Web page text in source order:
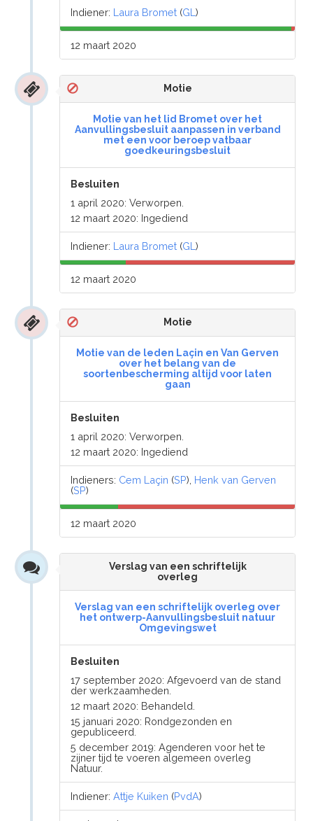
Indiener: Laura Bromet (GL)
12 maart 2020
Motie
Motie van het lid Bromet over het
Aanvullingsbesluit aanpassen in verband
met een voor beroep vatbaar
goedkeuringsbesluit
Besluiten
1 april 2020: Verworpen.
12 maart 2020: Ingediend
Indiener: Laura Bromet (GL)
12 maart 2020
Motie
Motie van de leden Laçin en Van Gerven
over het belang van de
soortenbescherming altijd voor laten
gaan
Besluiten
1 april 2020: Verworpen.
12 maart 2020: Ingediend
Indieners: Cem Laçin (SP), Henk van Gerven
(SP)
12 maart 2020
Verslag van een schriftelijk
overleg
Verslag van een schriftelijk overleg over
het ontwerp-Aanvullingsbesluit natuur
Omgevingswet
Besluiten
17 september 2020: Afgevoerd van de stand
der werkzaamheden.
12 maart 2020: Behandeld.
15 januari 2020: Rondgezonden en
gepubliceerd.
5 december 2019: Agenderen voor het te
zijner tijd te voeren algemeen overleg
Natuur.
Indiener:Attje Kuiken (PvdA)